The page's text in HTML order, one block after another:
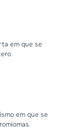
em que se
em que se